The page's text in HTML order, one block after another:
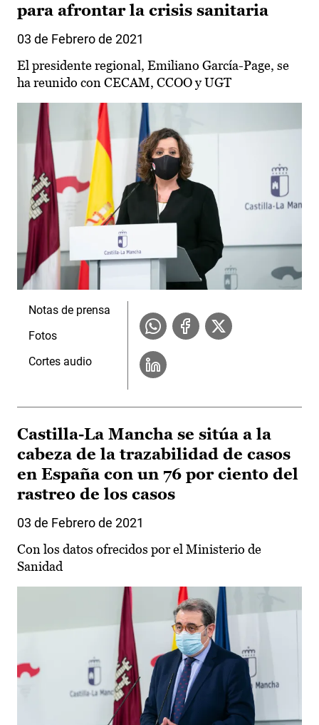
para afrontar la crisis sanitaria
03 de Febrero de 2021
El presidente regional, Emiliano García-Page, se
ha reunido con CECAM, CCOO y UGT
Notas de prensa
Fotos
Cortes audio
Castilla-La Mancha se sitúa a la
cabeza de la trazabilidad de casos
en España con un 76 por ciento del
rastreo de los casos
03 de Febrero de 2021
Con los datos ofrecidos por el Ministerio de
Sanidad